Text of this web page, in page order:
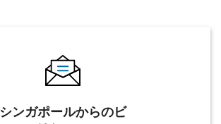
シンガポールからのビ